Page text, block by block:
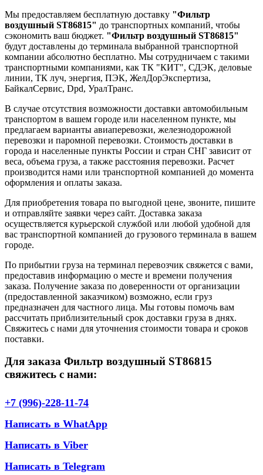
Мы предоставляем бесплатную доставку "Фильтр
воздушный ST86815" до транспортных компаний, чтобы
сэкономить ваш бюджет. "Фильтр воздушный ST86815"
будут доставлены до терминала выбранной транспортной
компании абсолютно бесплатно. Мы сотрудничаем с такими
транспортными компаниями, как ТК "КИТ", СДЭК, деловые
линии, ТК луч, энергия, ПЭК, ЖелДорЭкспертиза,
БайкалСервис, Dpd, УралТранс.
В случае отсутствия возможности доставки автомобильным
транспортом в вашем городе или населенном пункте, мы
предлагаем варианты авиаперевозки, железнодорожной
перевозки и паромной перевозки. Стоимость доставки в
города и населенные пункты России и стран СНГ зависит от
веса, объема груза, а также расстояния перевозки. Расчет
производится нами или транспортной компанией до момента
оформления и оплаты заказа.
Для приобретения товара по выгодной цене, звоните, пишите
и отправляйте заявки через сайт. Доставка заказа
осуществляется курьерской службой или любой удобной для
вас транспортной компанией до грузового терминала в вашем
городе.
По прибытии груза на терминал перевозчик свяжется с вами,
предоставив информацию о месте и времени получения
заказа. Получение заказа по доверенности от организации
(предоставленной заказчиком) возможно, если груз
предназначен для частного лица. Мы готовы помочь вам
рассчитать приблизительный срок доставки груза в днях.
Свяжитесь с нами для уточнения стоимости товара и сроков
поставки.
Для заказа Фильтр воздушный ST86815
свяжитесь с нами:
+7 (996)-228-11-74
Написать в WhatApp
Написать в Viber
Написать в Telegram